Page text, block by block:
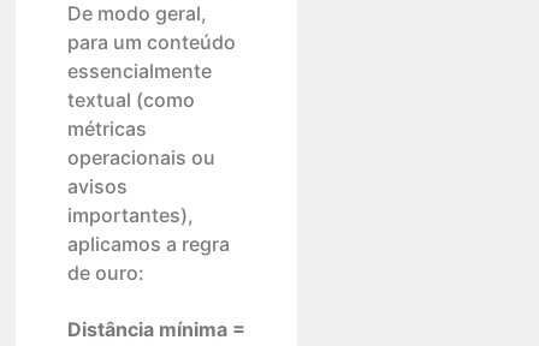
De modo geral,
para um conteúdo
essencialmente
textual (como
métricas
operacionais ou
avisos
importantes),
aplicamos a regra
de ouro:
Distância mínima =